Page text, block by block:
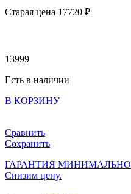
Старая цена 17720 ₽
13999
Есть в наличии
В КОРЗИНУ
Сравнить
Сохранить
ГАРАНТИЯ
Снизим цену.